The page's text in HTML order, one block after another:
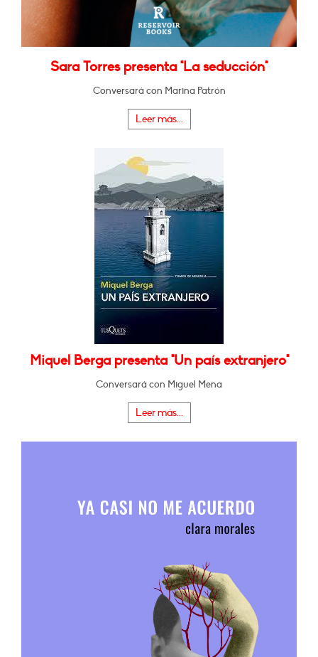
Sara Torres presenta "La seducción"
Conversará con Marina Patrón
Leer más...
Miquel Berga presenta "Un país extranjero"
Conversará con Miguel Mena
Leer más...